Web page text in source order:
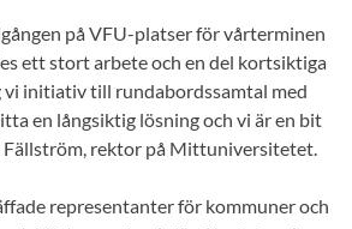
på VFU-platser för vårterminen
ett stort arbete och en del kortsiktiga
vi initiativ till rundabordssamtal med
en långsiktig lösning och vi är en bit
Fällström, rektor på Mittuniversitetet.
representanter för kommuner och